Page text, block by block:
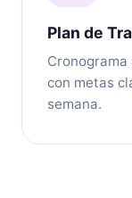
Plan de
con metas
semana.